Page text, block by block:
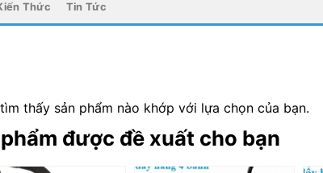
Thức Tin Tức
thấy sản phẩm nào khớp với lựa chọn của bạn.
được đề xuất cho bạn